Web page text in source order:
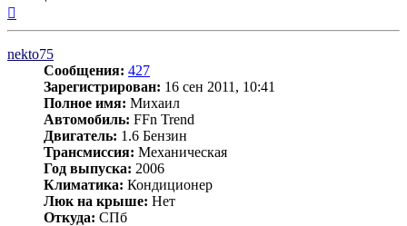
nekto75
Сообщения: 427
Зарегистрирован: 16 сен 2011, 10:41
Полное имя: Михаил
Автомобиль: FFn Trend
Двигатель: 1.6 Бензин
Трансмиссия: Механическая
Год выпуска: 2006
Климатика: Кондиционер
Люк на крыше: Нет
Откуда: СПб